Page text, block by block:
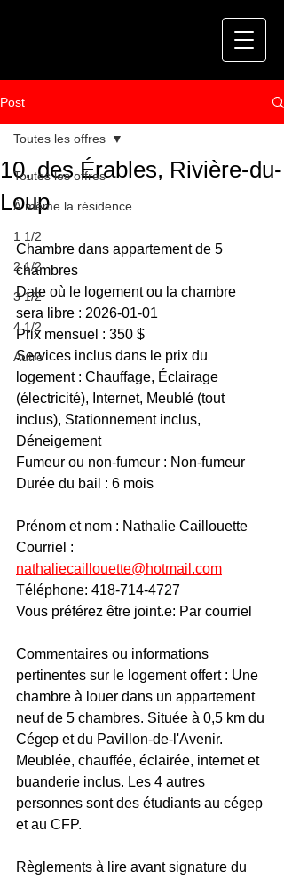
Post
Toutes les offres
À même la résidence
1 1/2
2 1/2
3 1/2
4 1/2
Autre
Toutes les offres
10, des Érables, Rivière-du-
Loup
Chambre dans appartement de 5
chambres
Date où le logement ou la chambre
sera libre : 2026-01-01
Prix mensuel : 350 $
Services inclus dans le prix du
logement : Chauffage, Éclairage
(électricité), Internet, Meublé (tout
inclus), Stationnement inclus,
Déneigement
Fumeur ou non-fumeur : Non-fumeur
Durée du bail : 6 mois
Prénom et nom : Nathalie Caillouette
Courriel :
nathaliecaillouette@hotmail.com
Téléphone: 418-714-4727
Vous préférez être joint.e: Par courriel
Commentaires ou informations
pertinentes sur le logement offert : Une
chambre à louer dans un appartement
neuf de 5 chambres. Située à 0,5 km du
Cégep et du Pavillon-de-l'Avenir.
Meublée, chauffée, éclairée, internet et
buanderie inclus. Les 4 autres
personnes sont des étudiants au cégep
et au CFP.
Règlements à lire avant signature du